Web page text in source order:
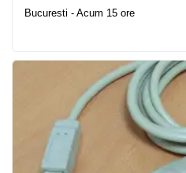
Bucuresti - Acum 15 ore